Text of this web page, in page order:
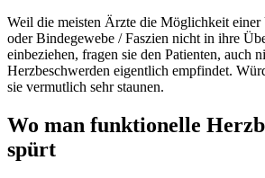
Weil die meisten Ärzte die Möglichkeit einer
oder Bindegewebe / Faszien nicht in ihre
einbeziehen, fragen sie den Patienten, auch
Herzbeschwerden eigentlich empfindet.
sie vermutlich sehr staunen.
Wo man funktionelle
spürt